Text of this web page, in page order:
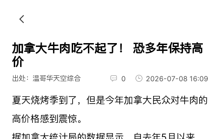
加拿大牛肉吃不起了！ 恐多年保持高
价
出处：温哥华天空综合 0 2026-07-08 16:09
夏天烧烤季到了，但是今年加拿大民众对牛肉的
高价格感到震惊。